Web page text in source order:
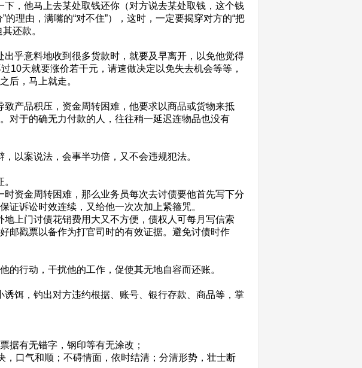
，他马上去某处取钱还你（对方说去某处取钱，这个钱
理由，满嘴的“对不住”），这时，一定要揭穿对方的“把
还款。
乎意料地收到很多货款时，就要及早离开，以免他觉得
10天就要涨价若干元，请速做决定以免失去机会等等，
后，马上就走。
产品积压，资金周转困难，他要求以商品或货物来抵
对于的确无力付款的人，往往稍一延迟连物品也没有
以案说法，会事半功倍，又不会违规犯法。
资金周转困难，那么业务员每次去讨债要他首先写下分
证诉讼时效连续，又给他一次次加上紧箍咒。
上门讨债花销费用大又不方便，债权人可每月写信索
邮戳票以备作为打官司时的有效证据。避免讨债时作
的行动，干扰他的工作，促使其无地自容而还账。
饵，钓出对方违约根据、账号、银行存款、商品等，掌
据有无错字，钢印等有无涂改；
口气和顺；不碍情面，依时结清；分清形势，壮士断